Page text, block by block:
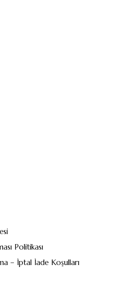
Politikası
– İptal İade Koşulları